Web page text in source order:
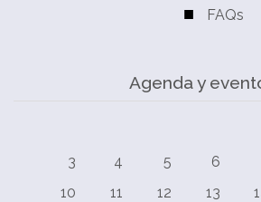
FAQs
Agenda y
3
4 5 6
10
11 12 13